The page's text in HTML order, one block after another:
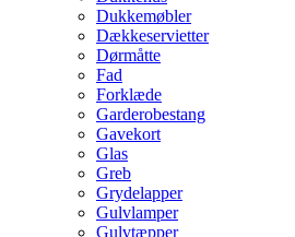
Dukkemøbler
Dækkeservietter
Dørmåtte
Fad
Forklæde
Garderobestang
Gavekort
Glas
Greb
Grydelapper
Gulvlamper
Gulvtæpper